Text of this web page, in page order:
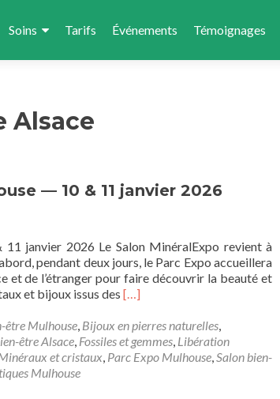
Soins Tarifs Événements Témoignages
Alsace
— 10 & 11 janvier 2026
janvier 2026 Le Salon MinéralExpo revient à
pendant deux jours, le Parc Expo accueillera
et de l’étranger pour faire découvrir la beauté et
et bijoux issus des Read
about
Salon
MinéralExpo
[…]
être Mulhouse, Bijoux en pierres naturelles,
être Alsace, Fossiles et gemmes, Libération
et cristaux, Parc Expo Mulhouse,Salon bien-
Mulhouse